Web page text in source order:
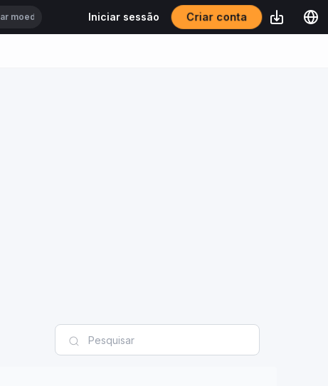
Iniciar sessão Criar conta